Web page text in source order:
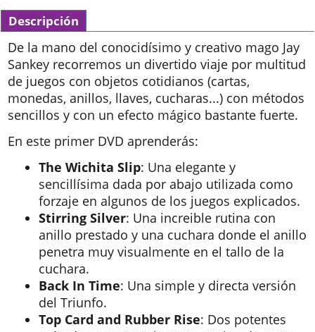
Descripción
De la mano del conocidísimo y creativo mago Jay
Sankey recorremos un divertido viaje por multitud
de juegos con objetos cotidianos (cartas,
monedas, anillos, llaves, cucharas...) con métodos
sencillos y con un efecto mágico bastante fuerte.
En este primer DVD aprenderás:
The Wichita Slip: Una elegante y
sencillísima dada por abajo utilizada como
forzaje en algunos de los juegos explicados.
Stirring Silver: Una increible rutina con
anillo prestado y una cuchara donde el anillo
penetra muy visualmente en el tallo de la
cuchara.
Back In Time: Una simple y directa versión
del Triunfo.
Top Card and Rubber Rise: Dos potentes